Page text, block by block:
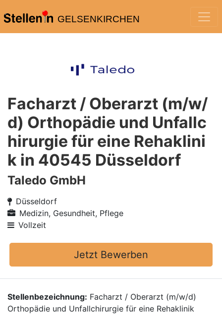
GELSENKIRCHEN
Facharzt / Oberarzt (m/w/
d) Orthopädie und Unfallc
hirurgie für eine Rehaklini
k in 40545 Düsseldorf
Taledo GmbH
Düsseldorf
Medizin, Gesundheit, Pflege
Vollzeit
Jetzt Bewerben
Stellenbezeichnung: Facharzt / Oberarzt (m/w/d)
Orthopädie und Unfallchirurgie für eine Rehaklinik